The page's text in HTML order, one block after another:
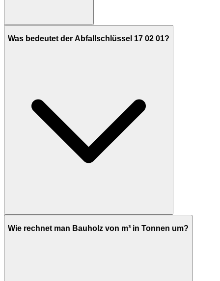
Was bedeutet der Abfallschlüssel 17 02 01?
Wie rechnet man Bauholz von m³ in Tonnen um?